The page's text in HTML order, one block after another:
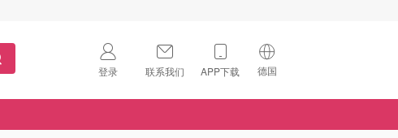
登录 联系我们 APP下载 德国
🇺🇸